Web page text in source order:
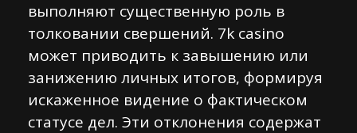
выполняют существенную роль в
толковании свершений. 7k casino
может приводить к завышению или
занижению личных итогов, формируя
искаженное видение о фактическом
статусе дел. Эти отклонения содержат